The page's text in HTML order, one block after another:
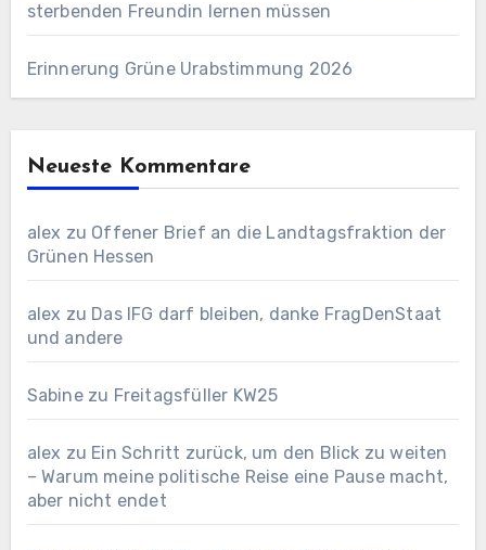
sterbenden Freundin lernen müssen
Erinnerung Grüne Urabstimmung 2026
Neueste Kommentare
alex zu Offener Brief an die Landtagsfraktion der
Grünen Hessen
alex zu Das IFG darf bleiben, danke FragDenStaat
und andere
Sabinezu Freitagsfüller KW25
alex zu Ein Schritt zurück, um den Blick zu weiten
– Warum meine politische Reise eine Pause macht,
aber nicht endet